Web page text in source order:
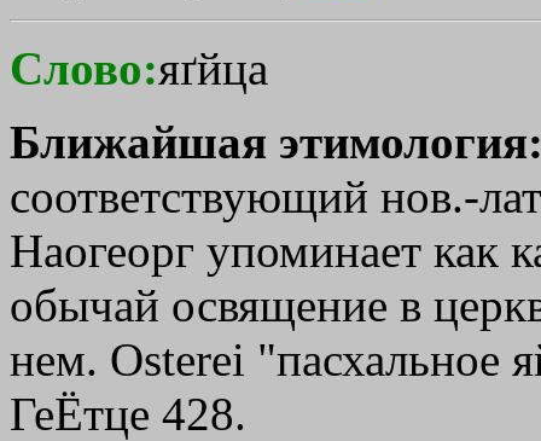
Слово:яґйца
Ближайшая
соответствующий нов.-
Наогеорг упоминает как
обычай освящение в
нем. Оstеrеi "пасхальное
ГеЁтце 428.